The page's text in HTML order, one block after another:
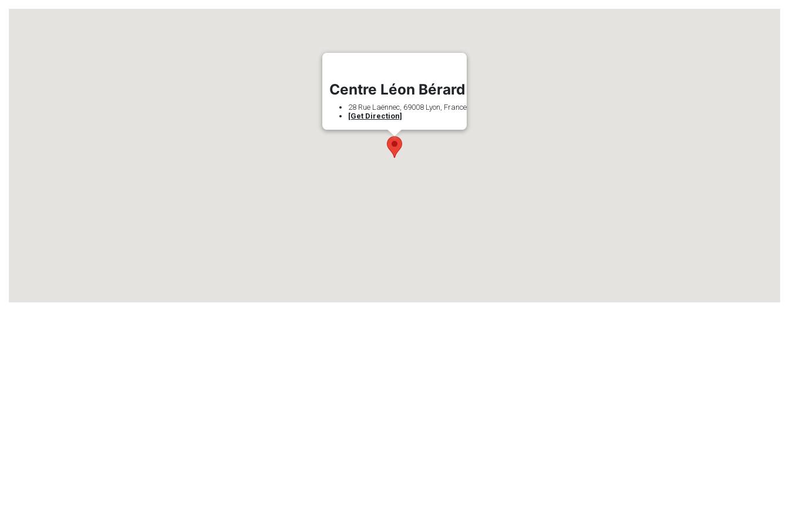
Centre Léon Bérard
28 Rue Laënnec, 69008 Lyon, France
[Get Direction]